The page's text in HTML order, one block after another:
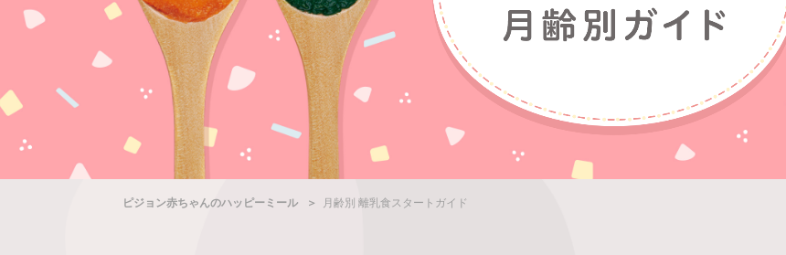
ピジョン赤ちゃんのハッピーミール 月齢別 離乳食スタートガイド